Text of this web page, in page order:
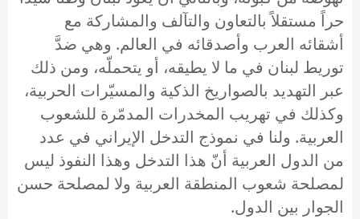
حراً مستقلاً بالتعاون والتآلف والمشاركة مع
أشقائه العرب وأصدقائه في العالم. وهي ضدَّ
توريط لبنان في ما لا يطيقه، أو يتحملّه، ومن ذلك
عبر التهديد بالصواريخ الذكية والمسيّرات الحربية،
وكذلك في تهريب المخدرات المدمّرة للشعوب
العربية. ولنا في نموذج التدخل الإيراني في عدد
من الدول العربية أنّ هذا التدخل وهذا النفوذ ليس
لمصلحة شعوب المنطقة العربية ولا لمصلحة حسن
الجوار بين الدول.